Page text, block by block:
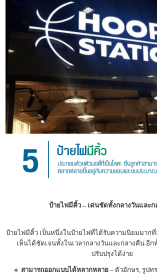
ป้ายไฟมีคิ้ว – เด่นชัดทั้งกลางวันและก
ป้ายไฟมีคิ้ว เป็นหนึ่งในป้ายไฟที่ได้รับความนิยมมากที่
เห็นได้ชัดเจนทั้งในเวลากลางวันและกลางคืน อี
ปรับปรุงได้ง่าย
🔹 สามารถออกแบบได้หลากหลาย – ตัวอักษร, รูปท